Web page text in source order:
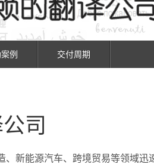
例 交付周期
司
新能源汽车、跨境贸易等领域迅